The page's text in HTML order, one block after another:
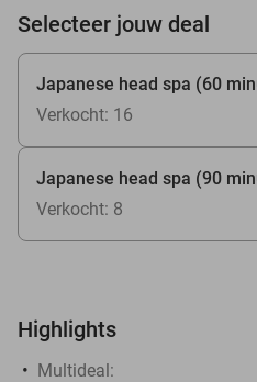
Selecteer jouw deal
Japanese head spa (60
Verkocht: 16
Japanese head spa (90
Verkocht: 8
Highlights
Multideal: